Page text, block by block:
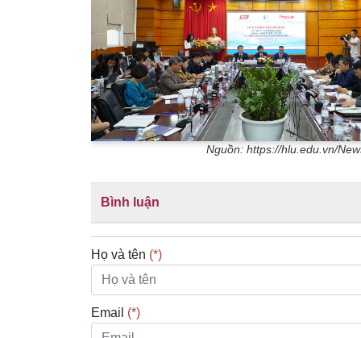
Nguồn: https://hlu.edu.vn/
Bình luận
Họ và tên (*)
Email (*)